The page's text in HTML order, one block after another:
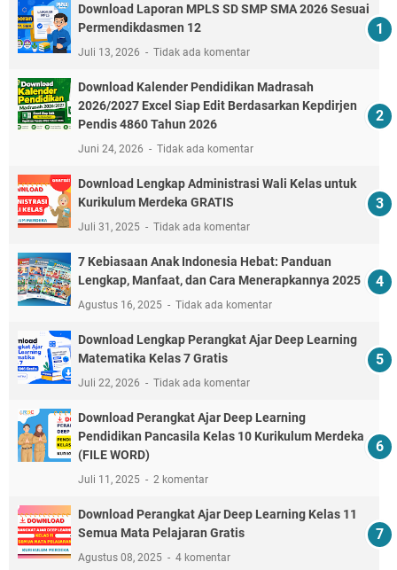
Download Laporan MPLS SD SMP SMA 2026 Sesuai
Permendikdasmen 12
Juli 13, 2026 Tidak ada komentar
Download Kalender Pendidikan Madrasah
2026/2027 Excel Siap Edit Berdasarkan Kepdirjen
Pendis 4860 Tahun 2026
Juni 24, 2026 Tidak ada komentar
Download Lengkap Administrasi Wali Kelas untuk
Kurikulum Merdeka GRATIS
Juli 31, 2025 Tidak ada komentar
7 Kebiasaan Anak Indonesia Hebat: Panduan
Lengkap, Manfaat, dan Cara Menerapkannya 2025
Agustus 16, 2025 Tidak ada komentar
Download Lengkap Perangkat Ajar Deep Learning
Matematika Kelas 7 Gratis
Juli 22, 2026 Tidak ada komentar
Download Perangkat Ajar Deep Learning
Pendidikan Pancasila Kelas 10 Kurikulum Merdeka
(FILE WORD)
Juli 11, 2025 2 komentar
Download Perangkat Ajar Deep Learning Kelas 11
Semua Mata Pelajaran Gratis
Agustus 08, 2025 4 komentar